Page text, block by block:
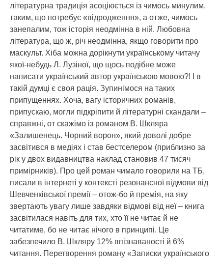
літературна традиція асоціюється із чимось минулим,
таким, що потребує «відродження», а отже, чимось
занепалим, тож історія неодмінна в ній. Любовна
література, що ж, річ неодмінна, якщо говорити про
маскульт. Хіба можна дорікнути українському читачу
якої-небудь Л. Лузіної, що щось подібне може
написати український автор українською мовою?! І в
такій думці є своя рація. Зупинімося на таких
припущеннях. Хоча, вагу історичних романів,
припускаю, могли підкріпити й літературні скандали –
справжні, от скажімо із романом В. Шкляра
«Залишенець. Чорний ворон», який доволі добре
засвітився в медіях і став бестселером (приблизно за
рік у двох видавництва наклад становив 47 тисяч
примірників). Про цей роман чимало говорили на ТБ,
писали в інтернеті у контексті резонансної відмови від
Шевченківської премії – отож-бо й премія, на яку
звертають увагу лише завдяки відмові від неї – книга
засвітилася навіть для тих, хто її не читає й не
читатиме, бо не читає нічого в принципі. Це
забезпечило В. Шкляру 12% впізнаваності й 6%
читання. Перетворення роману «Записки українського